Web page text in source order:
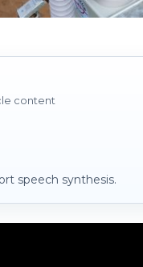
content
speech synthesis.